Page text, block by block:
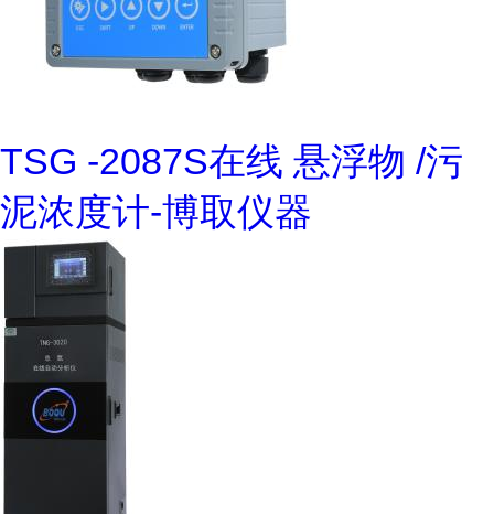
TSG -2087S在线 悬浮物 /污
泥浓度计-博取仪器